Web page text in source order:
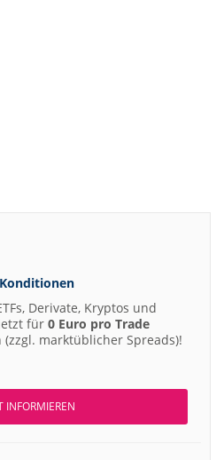
Derivate, Kryptos und
für 0 Euro pro Trade
(zzgl. marktüblicher Spreads)!
INFORMIEREN